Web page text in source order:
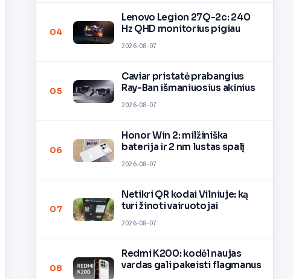
04
Lenovo Legion 27Q-2c: 240
Hz QHD monitorius pigiau
2026-08-07
05
Caviar pristatė prabangius
Ray-Ban išmaniuosius akinius
2026-08-07
06
Honor Win 2: milžiniška
baterija ir 2 nm lustas spalį
2026-08-07
07
Netikri QR kodai Vilniuje: ką
turi žinoti vairuotojai
2026-08-07
08
Redmi K200: kodėl naujas
vardas gali pakeisti flagmanus